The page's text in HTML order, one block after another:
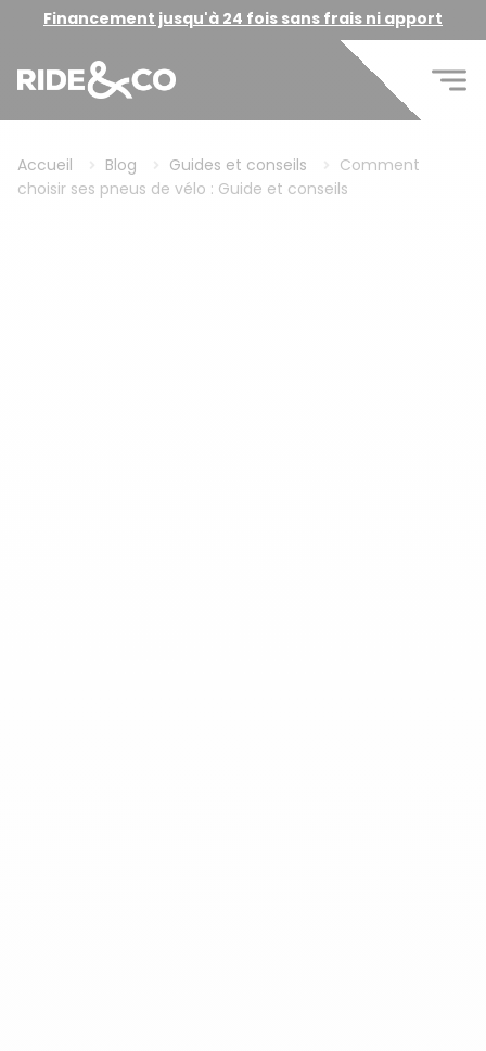
Financement jusqu'à 24 fois sans frais ni apport
Accueil Blog Guides et conseils
Comment
choisir ses pneus de vélo : Guide et conseils